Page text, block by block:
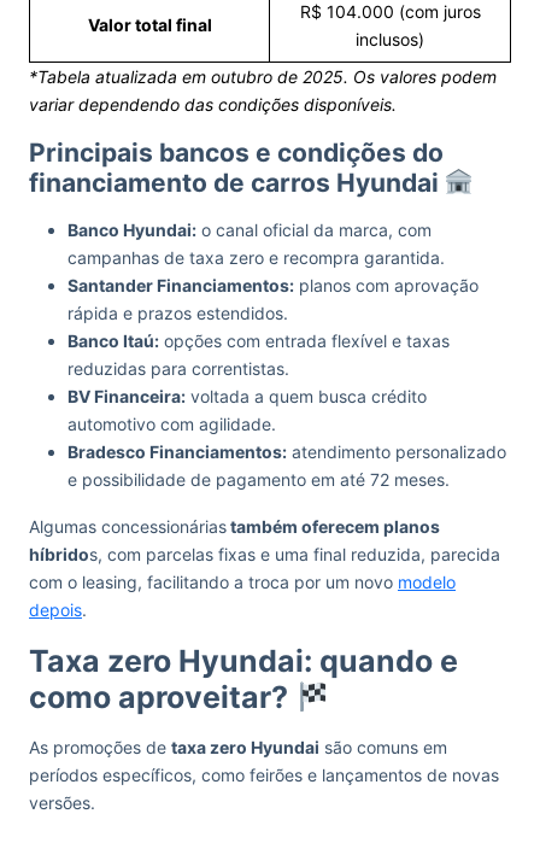
Valor total final
R$ 104.000 (com juros
inclusos)
*Tabela atualizada em outubro de 2025. Os valores podem
variar dependendo das condições disponíveis.
Principais bancos e condições do
financiamento de carros Hyundai
Banco Hyundai: o canal oficial da marca, com
campanhas de taxa zero e recompra garantida.
Santander Financiamentos: planos com aprovação
rápida e prazos estendidos.
Banco Itaú: opções com entrada flexível e taxas
reduzidas para correntistas.
BV Financeira: voltada a quem busca crédito
automotivo com agilidade.
Bradesco Financiamentos: atendimento personalizado
e possibilidade de pagamento em até 72 meses.
Algumas concessionáriastambém oferecem planos
híbridos, com parcelas fixas e uma final reduzida, parecida
com o leasing, facilitando a troca por um novo modelo
depois.
Taxa zero Hyundai: quando e
como aproveitar?
As promoções de taxa zero Hyundai são comuns em
períodos específicos, como feirões e lançamentos de novas
versões.